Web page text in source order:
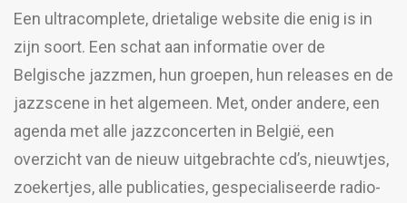
Een ultracomplete, drietalige website die enig is in
zijn soort. Een schat aan informatie over de
Belgische jazzmen, hun groepen, hun releases en de
jazzscene in het algemeen. Met, onder andere, een
agenda met alle jazzconcerten in België, een
overzicht van de nieuw uitgebrachte cd’s, nieuwtjes,
zoekertjes, alle publicaties, gespecialiseerde radio-